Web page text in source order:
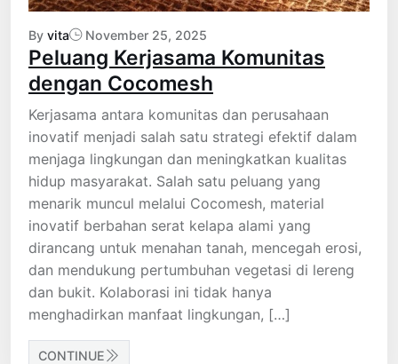
By vita November 25, 2025
Peluang Kerjasama Komunitas
dengan Cocomesh
Kerjasama antara komunitas dan perusahaan
inovatif menjadi salah satu strategi efektif dalam
menjaga lingkungan dan meningkatkan kualitas
hidup masyarakat. Salah satu peluang yang
menarik muncul melalui Cocomesh, material
inovatif berbahan serat kelapa alami yang
dirancang untuk menahan tanah, mencegah erosi,
dan mendukung pertumbuhan vegetasi di lereng
dan bukit. Kolaborasi ini tidak hanya
menghadirkan manfaat lingkungan, […]
CONTINUE